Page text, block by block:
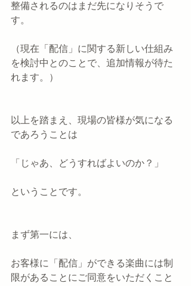
整備されるのはまだ先になりそうで
す。
（現在「配信」に関する新しい仕組み
を検討中とのことで、追加情報が待た
れます。）
以上を踏まえ、現場の皆様が気になる
であろうことは
「じゃあ、どうすればよいのか？」
ということです。
まず第一には、
お客様に「配信」ができる楽曲には制
限があることにご同意をいただくこと